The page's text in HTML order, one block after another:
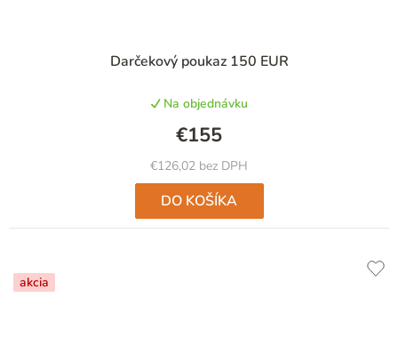
Darčekový poukaz 150 EUR
Na objednávku
€126,02 bez DPH
€155
DO KOŠÍKA
akcia